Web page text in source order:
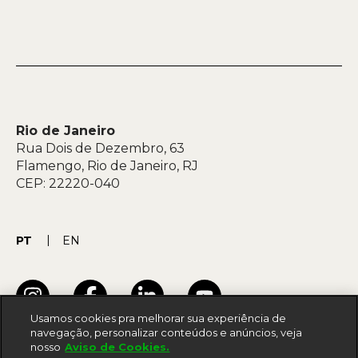
Rio de Janeiro
Rua Dois de Dezembro, 63
Flamengo, Rio de Janeiro, RJ
CEP: 22220-040
PT EN
Usamos cookies pra melhorar sua experiência de
navegação, personalizar conteúdos e anúncios, veja
nosso Aviso de Cookies.